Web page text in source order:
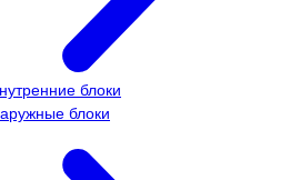
блоки
блоки